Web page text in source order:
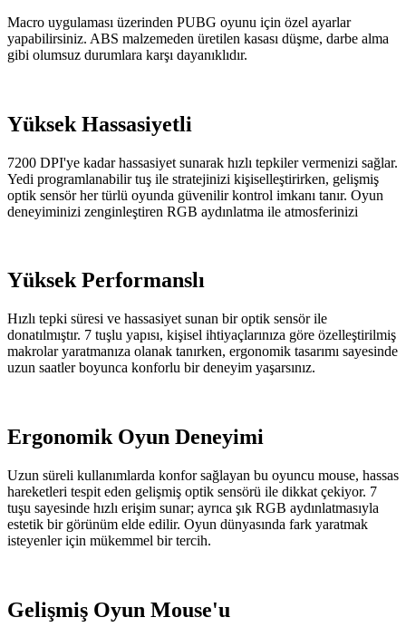
Macro uygulaması üzerinden PUBG oyunu için özel ayarlar
yapabilirsiniz. ABS malzemeden üretilen kasası düşme, darbe alma
gibi olumsuz durumlara karşı dayanıklıdır.
Yüksek Hassasiyetli
7200 DPI'ye kadar hassasiyet sunarak hızlı tepkiler vermenizi sağlar.
Yedi programlanabilir tuş ile stratejinizi kişiselleştirirken, gelişmiş
optik sensör her türlü oyunda güvenilir kontrol imkanı tanır. Oyun
deneyiminizi zenginleştiren RGB aydınlatma ile atmosferinizi
Yüksek Performanslı
Hızlı tepki süresi ve hassasiyet sunan bir optik sensör ile
donatılmıştır. 7 tuşlu yapısı, kişisel ihtiyaçlarınıza göre özelleştirilmiş
makrolar yaratmanıza olanak tanırken, ergonomik tasarımı sayesinde
uzun saatler boyunca konforlu bir deneyim yaşarsınız.
Ergonomik Oyun Deneyimi
Uzun süreli kullanımlarda konfor sağlayan bu oyuncu mouse, hassas
hareketleri tespit eden gelişmiş optik sensörü ile dikkat çekiyor. 7
tuşu sayesinde hızlı erişim sunar; ayrıca şık RGB aydınlatmasıyla
estetik bir görünüm elde edilir. Oyun dünyasında fark yaratmak
isteyenler için mükemmel bir tercih.
Gelişmiş Oyun Mouse'u